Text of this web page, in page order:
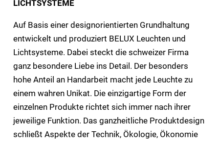
LICHTSYSTEME
Auf Basis einer designorientierten Grundhaltung
entwickelt und produziert BELUX Leuchten und
Lichtsysteme. Dabei steckt die schweizer Firma
ganz besondere Liebe ins Detail. Der besonders
hohe Anteil an Handarbeit macht jede Leuchte zu
einem wahren Unikat. Die einzigartige Form der
einzelnen Produkte richtet sich immer nach ihrer
jeweilige Funktion. Das ganzheitliche Produktdesign
schließt Aspekte der Technik, Ökologie, Ökonomie